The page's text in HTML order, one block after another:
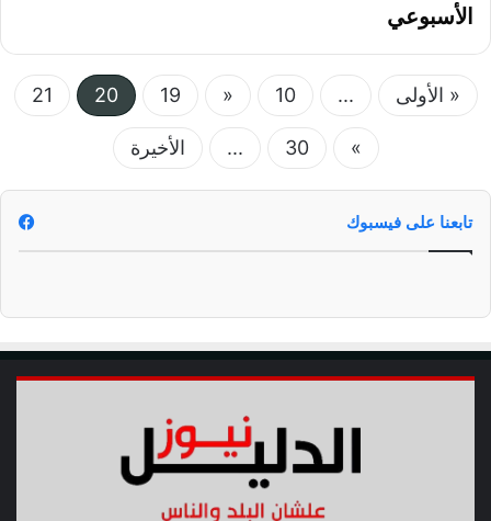
الأسبوعي
« الأولى ...
10
«
19
20
21
»
30
... الأخيرة
تابعنا على فيسبوك